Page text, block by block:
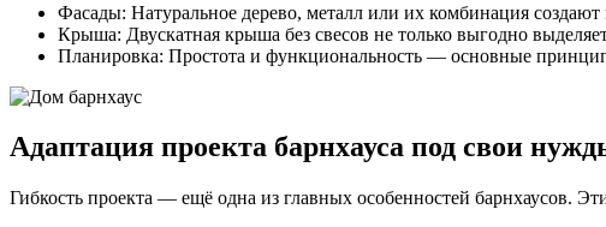
Фасады: Натуральное дерево, металл или их комбинация
Крыша: Двускатная крыша без свесов не только выгодно
Планировка: Простота и функциональность — основные
Адаптация проекта барнхауса под свои
Гибкость проекта — ещё одна из главных особенностей барнхаусов.